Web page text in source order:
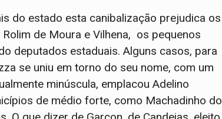
do estado esta canibalização prejudica os
de Moura e Vilhena, os pequenos
deputados estaduais. Alguns casos, para
se uniu em torno do seu nome, com um
minúscula, emplacou Adelino
de médio forte, como Machadinho do